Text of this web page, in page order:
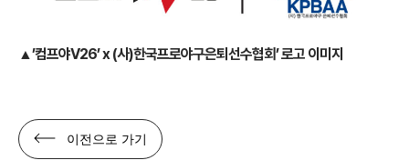
▲’컴프야V26’ x (사)한국프로야구은퇴선수협회’ 로고 이미지
이전으로 가기